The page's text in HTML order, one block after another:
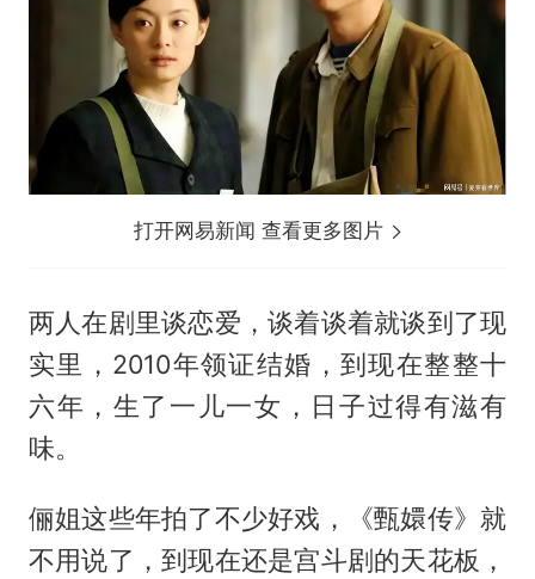
打开网易新闻 查看更多图片
两人在剧里谈恋爱，谈着谈着就谈到了现
实里，2010年领证结婚，到现在整整十
六年，生了一儿一女，日子过得有滋有
味。
俪姐这些年拍了不少好戏，《甄嬛传》就
不用说了，到现在还是宫斗剧的天花板，